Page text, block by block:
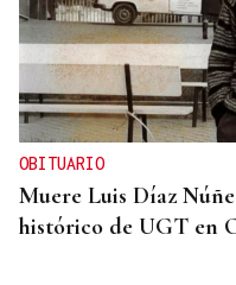
OBITUARIO
Muere Luis Díaz
histórico de UGT en